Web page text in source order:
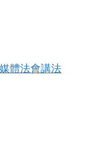
體法會講法